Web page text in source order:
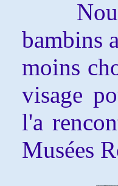
Nous
bambins
moins
visage
l'a
Musées